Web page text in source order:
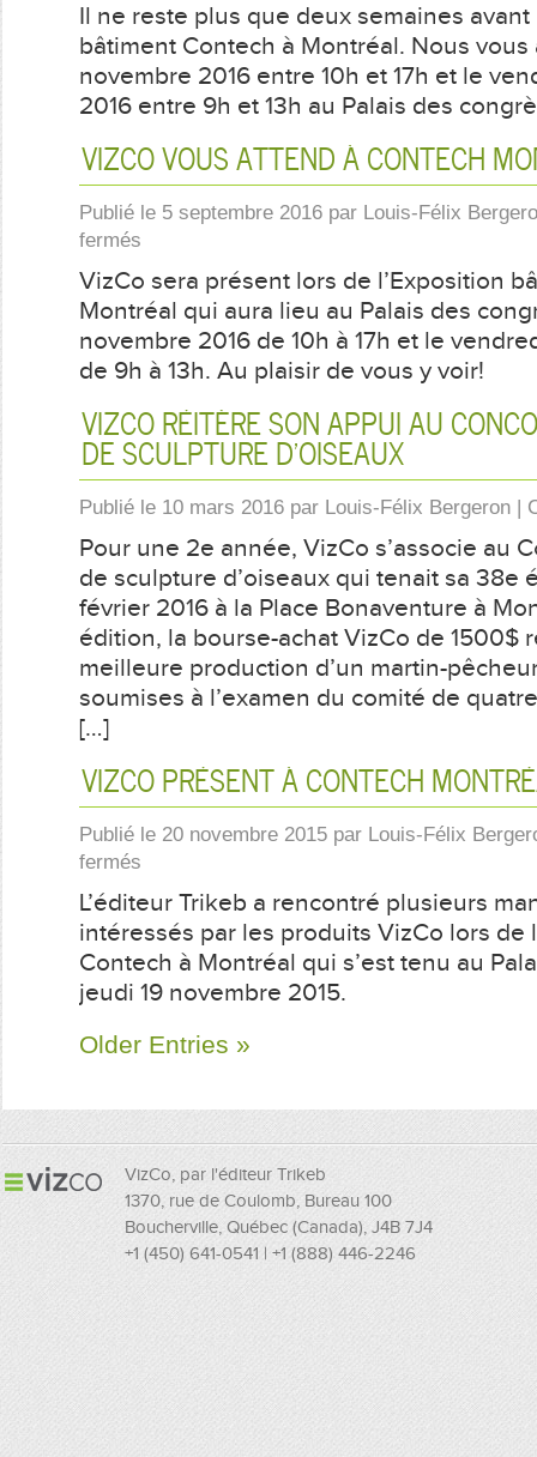
Il ne reste plus que deux semaines avant
bâtiment Contech à Montréal. Nous
novembre 2016 entre 10h et 17h et le
2016 entre 9h et 13h au Palais des
VIZCO VOUS ATTEND À CONTECH
Publié le 5 septembre 2016 par Louis-Félix
ferméssur
vous
attend
à
Contech
Montréal
VizCo sera présent lors de l’Exposition
Montréal qui aura lieu au Palais des
novembre 2016 de 10h à 17h et le
de 9h à 13h. Au plaisir de vous y voir!
VIZCO RÉITÈRE SON APPUI AU
DE SCULPTURE D’OISEAUX
Publié le 10 mars 2016 par Louis-Félix Bergeron |
Pour une 2e année, VizCo s’associe au
de sculpture d’oiseaux qui tenait sa 38e
février 2016 à la Place Bonaventure à
édition, la bourse-achat VizCo de 1500$
meilleure production d’un martin-
soumises à l’examen du comité de
[…]
VIZCO PRÉSENT À CONTECH
Publié le 20 novembre 2015 par Louis-Félix
ferméssur
présent
Contech
Montréal
L’éditeur Trikeb a rencontré plusieurs
intéressés par les produits VizCo lors de
Contech à Montréal qui s’est tenu au
jeudi 19 novembre 2015.
Older Entries »
VizCo, par l'éditeur Trikeb
1370, rue de Coulomb, Bureau 100
Boucherville, Québec (Canada), J4B 7J4
+1 (450) 641-0541 | +1 (888) 446-2246